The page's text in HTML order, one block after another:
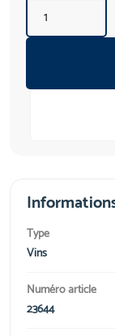
Type
Vins
Numéro article
23644